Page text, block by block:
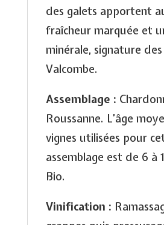
des galets apportent
fraîcheur marquée et
minérale, signature
Valcombe.
Assemblage :
Roussanne. L’âge
vignes utilisées pour
assemblage est de 6 à
Bio.
Vinification :